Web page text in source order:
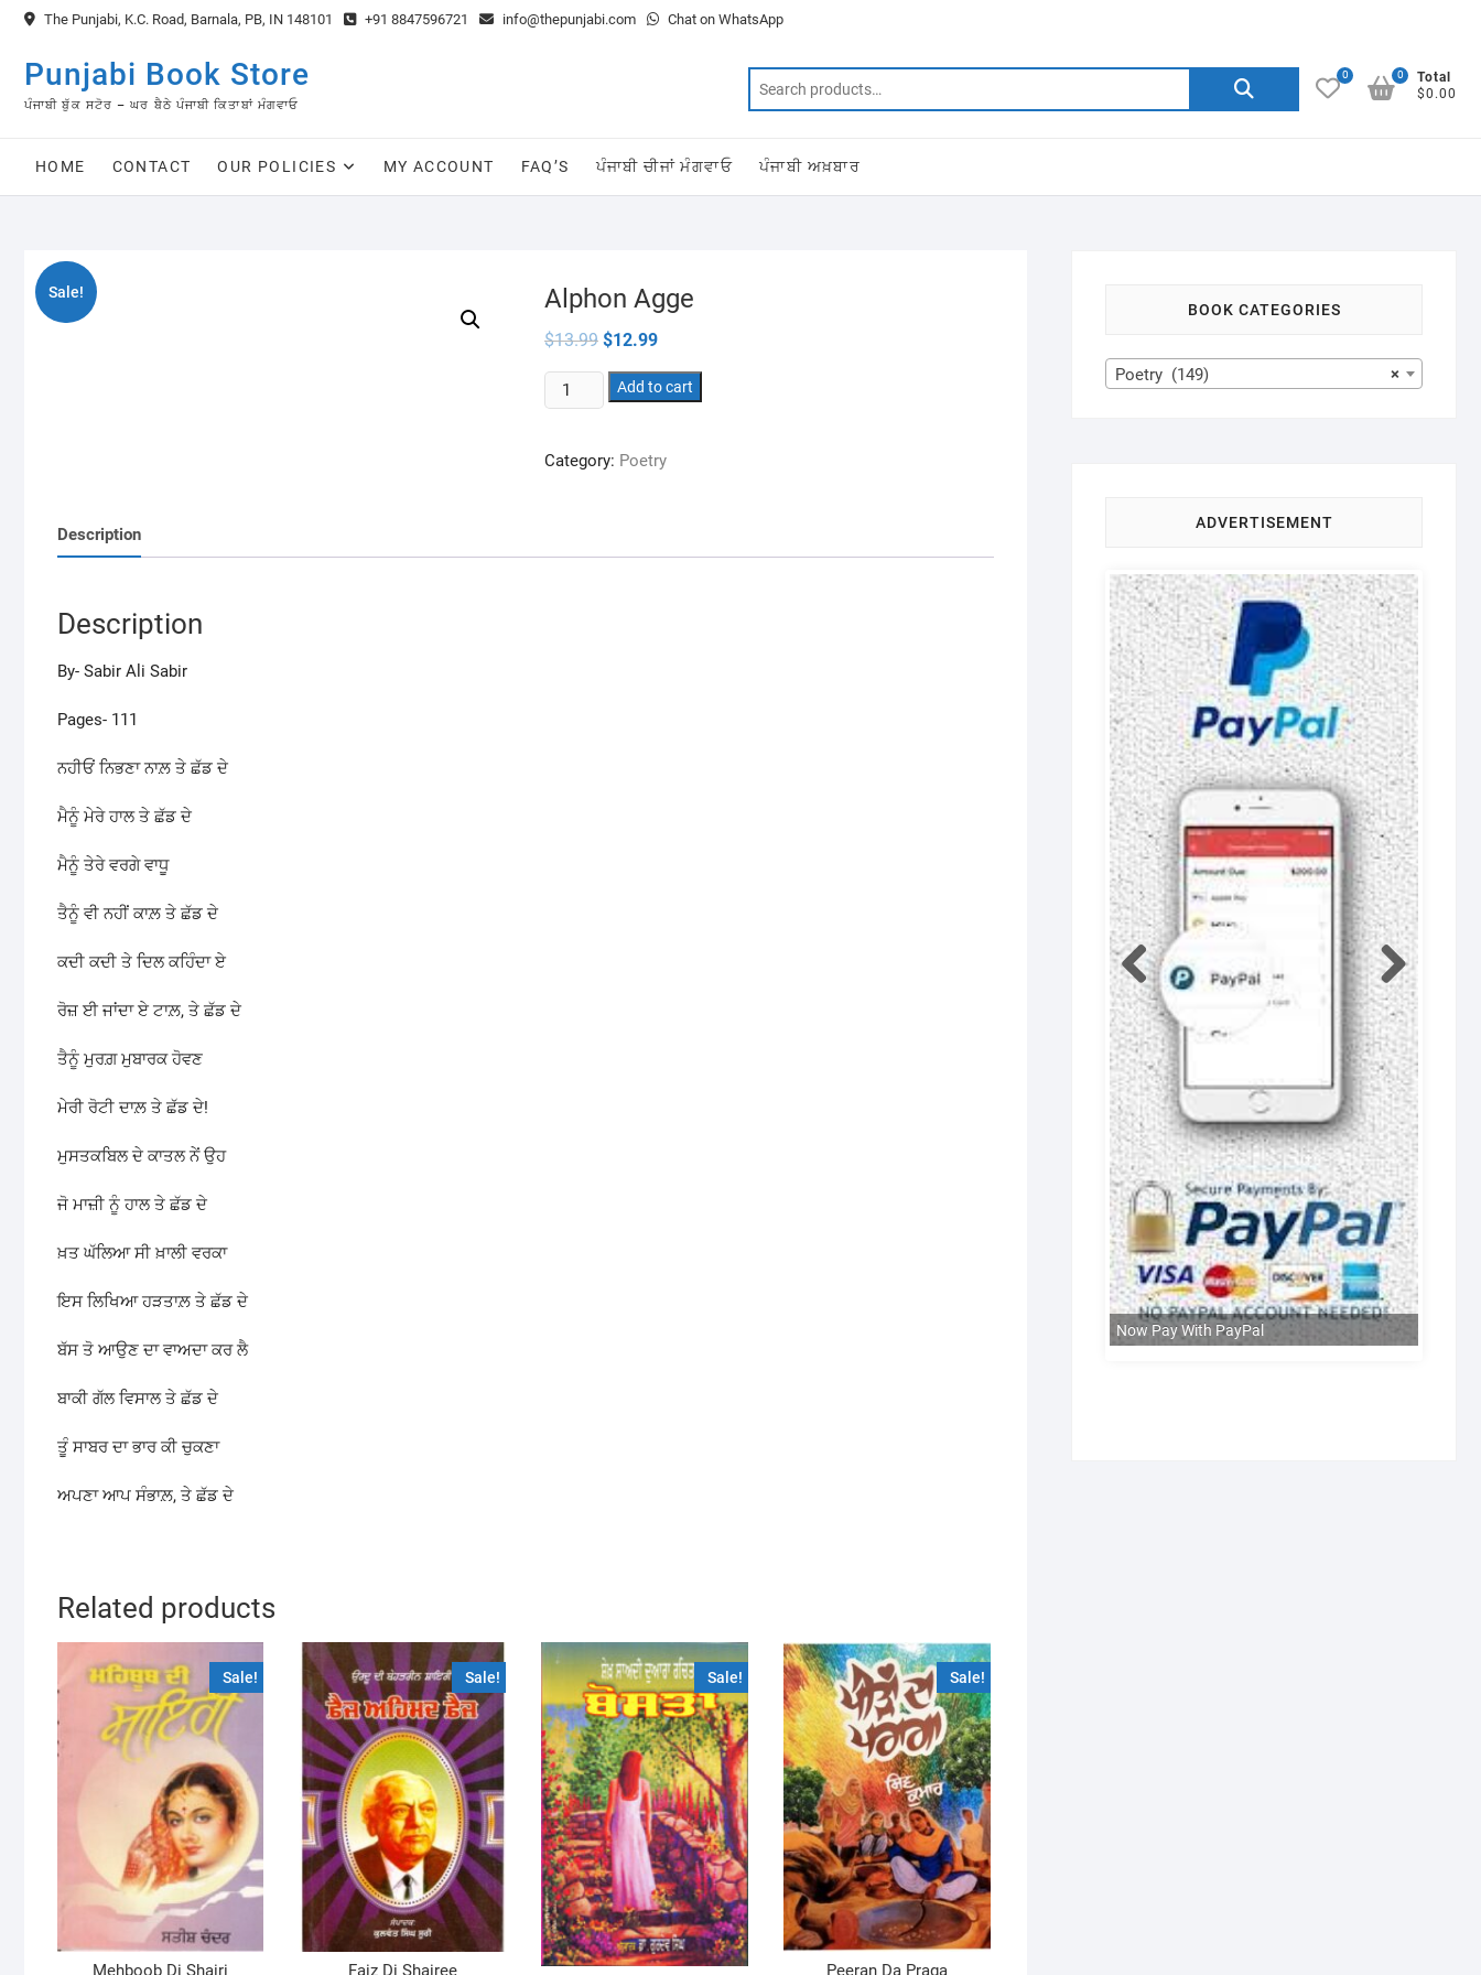
Skip
content
The Punjabi, K.C. Road, Barnala, PB, IN 148101 +91 8847596721 info@thepunjabi.com Chat on WhatsApp
Punjabi Book Store
ਪੰਜਾਬੀ ਬੁੱਕ ਸਟੋਰ – ਘਰ ਬੈਠੇ ਪੰਜਾਬੀ ਕਿਤਾਬਾਂ ਮੰਗਵਾਓ
Search
0
Total
$0.00
0
HOME CONTACT OUR POLICIES MY ACCOUNT FAQ’S ਪੰਜਾਬੀ ਚੀਜਾਂ ਮੰਗਵਾਓ ਪੰਜਾਬੀ ਅਖ਼ਬਾਰ
Sale! Alphon Agge
$13.99 Original
price
was:
$13.99.
$12.99Current
is:
$12.99.
Alphon
Agge
Add to cart
Category: Poetry
Description
Description
By- Sabir Ali Sabir
Pages- 111
ਨਹੀਓਂ ਨਿਭਣਾ ਨਾਲ਼ ਤੇ ਛੱਡ ਦੇ
ਮੈਨੂੰ ਮੇਰੇ ਹਾਲ ਤੇ ਛੱਡ ਦੇ
ਮੈਨੂੰ ਤੇਰੇ ਵਰਗੇ ਵਾਧੂ
ਤੈਨੂੰ ਵੀ ਨਹੀਂ ਕਾਲ਼ ਤੇ ਛੱਡ ਦੇ
ਕਦੀ ਕਦੀ ਤੇ ਦਿਲ ਕਹਿੰਦਾ ਏ
ਰੋਜ਼ ਈ ਜਾਂਦਾ ਏ ਟਾਲ਼, ਤੇ ਛੱਡ ਦੇ
ਤੈਨੂੰ ਮੁਰਗ਼ ਮੁਬਾਰਕ ਹੋਵਣ
ਮੇਰੀ ਰੋਟੀ ਦਾਲ਼ ਤੇ ਛੱਡ ਦੇ!
ਮੁਸਤਕਬਿਲ ਦੇ ਕਾਤਲ ਨੇਂ ਉਹ
ਜੋ ਮਾਜ਼ੀ ਨੂੰ ਹਾਲ ਤੇ ਛੱਡ ਦੇ
ਖ਼ਤ ਘੱਲਿਆ ਸੀ ਖ਼ਾਲੀ ਵਰਕਾ
ਇਸ ਲਿਖਿਆ ਹੜਤਾਲ਼ ਤੇ ਛੱਡ ਦੇ
ਬੱਸ ਤੋ ਆਉਣ ਦਾ ਵਾਅਦਾ ਕਰ ਲੈ
ਬਾਕੀ ਗੱਲ ਵਿਸਾਲ ਤੇ ਛੱਡ ਦੇ
ਤੂੰ ਸਾਬਰ ਦਾ ਭਾਰ ਕੀ ਚੁਕਣਾ
ਅਪਣਾ ਆਪ ਸੰਭਾਲ਼, ਤੇ ਛੱਡ ਦੇ
Related products
Sale!
Mehboob Di Shairi
Sale!
Faiz Di Shairee
Sale! Sale!
Peeran Da Praga
BOOK CATEGORIES
×
Poetry (149)
ADVERTISEMENT
Now Pay With PayPal